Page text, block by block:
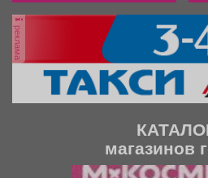
реклама
магазинов